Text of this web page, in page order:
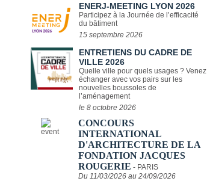
ENERJ-MEETING LYON 2026
Participez à la Journée de l’efficacité
du bâtiment
15 septembre 2026
ENTRETIENS DU CADRE DE
VILLE 2026
Quelle ville pour quels usages ? Venez
échanger avec vos pairs sur les
nouvelles boussoles de
l’aménagement
le 8 octobre 2026
CONCOURS
INTERNATIONAL
D'ARCHITECTURE DE LA
FONDATION JACQUES
ROUGERIE - PARIS
Du 11/03/2026 au 24/09/2026